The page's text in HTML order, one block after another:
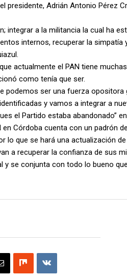
presidente, Adrián Antonio Pérez
integrar a la militancia la cual ha
internos, recuperar la simpatía
actualmente el PAN tiene
como tenía que ser.
podemos ser una fuerza
y vamos a integrar a
el Partido estaba abandonado”
en Córdoba cuenta con un padrón
lo que se hará una actualización
a recuperar la confianza de sus
y se conjunta con todo lo bueno